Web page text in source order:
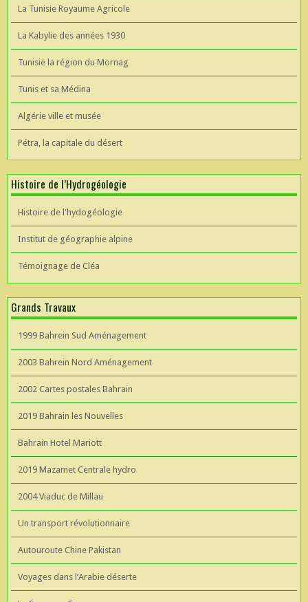
La Tunisie Royaume Agricole
La Kabylie des années 1930
Tunisie la région du Mornag
Tunis et sa Médina
Algérie ville et musée
Pétra, la capitale du désert
Histoire de l’Hydrogéologie
Histoire de l'hydogéologie
Institut de géographie alpine
Témoignage de Cléa
Grands Travaux
1999 Bahrein Sud Aménagement
2003 Bahrein Nord Aménagement
2002 Cartes postales Bahrain
2019 Bahrain les Nouvelles
Bahrain Hotel Mariott
2019 Mazamet Centrale hydro
2004 Viaduc de Millau
Un transport révolutionnaire
Autouroute Chine Pakistan
Voyages dans l’Arabie déserte